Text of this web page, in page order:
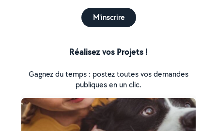
M'inscrire
Réalisez vos Projets !
Gagnez du temps : postez toutes vos demandes
publiques en un clic.